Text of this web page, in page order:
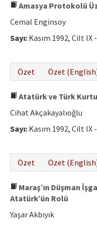
Amasya Protokolü
Cemal Enginsoy
Sayı: Kasım 1992, Cilt IX -
Özet
Özet
Atatürk ve Türk
Cihat Akçakayalıoğlu
Sayı: Kasım 1992, Cilt IX -
Özet
Özet
Maraş’ın Düşman
Atatürk’ün Rolü
Yaşar Akbıyık